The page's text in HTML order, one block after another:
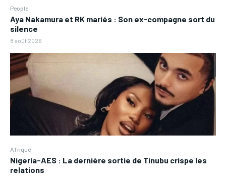
People
Aya Nakamura et RK mariés : Son ex-compagne sort du
silence
8 août 2026
Afrique
Nigeria-AES : La dernière sortie de Tinubu crispe les
relations